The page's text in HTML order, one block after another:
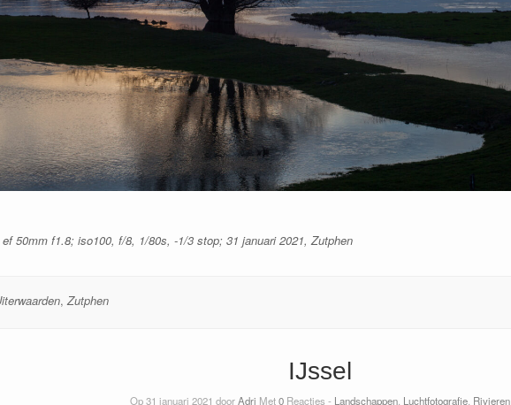
50mm f1.8; iso100, f/8, 1/80s, -1/3 stop; 31 januari 2021, Zutphen
,Zutphen
IJssel
Op 31 januari 2021 doorAdri Met0 Reacties - Landschappen, Luchtfotografie, Rivieren